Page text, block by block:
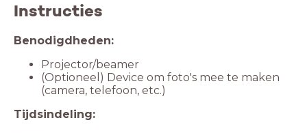
Instructies
Benodigdheden:
Projector/beamer
(Optioneel) Device om foto's mee te maken
(camera, telefoon, etc.)
Tijdsindeling: